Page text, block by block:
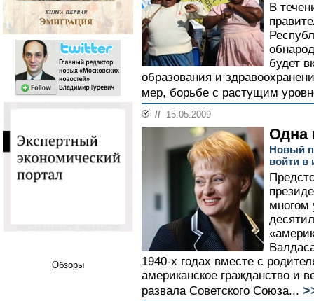
Обзоры
В
будет
образования и
мер, борьбе с растущим
// 15.05.2009
Одна
Новый
войти в
многом
1940-х годах вместе с
американское гражданство и
развала Советского Союза...